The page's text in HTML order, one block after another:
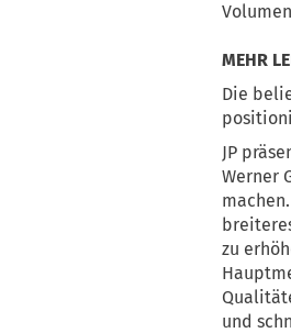
MEHR
Die
JP
Werner
zu
und